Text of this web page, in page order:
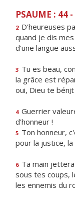
PSAUME : 44 -
2 D'heureuses
quand je dis
d'une langue
3 Tu es beau,
la grâce est
oui, Dieu te bénit
4 Guerrier
d'honneur !
5 Ton honneur,
pour la justice, la
6 Ta main
sous tes coups,
les ennemis du